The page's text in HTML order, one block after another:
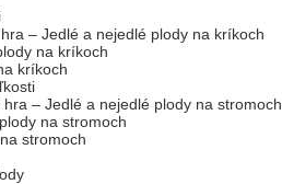
– Jedlé a nejedlé plody na kríkoch
na kríkoch
kríkoch
– Jedlé a nejedlé plody na stromoch
na stromoch
stromoch